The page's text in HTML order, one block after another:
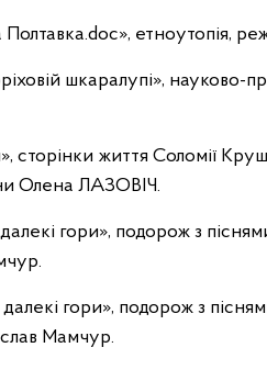
Полтавка.doc», етноутопія,
шкаралупі»,
сторінки життя Соломії
Олена ЛАЗОВІЧ.
далекі гори», подорож з
далекі гори», подорож з
Мамчур.